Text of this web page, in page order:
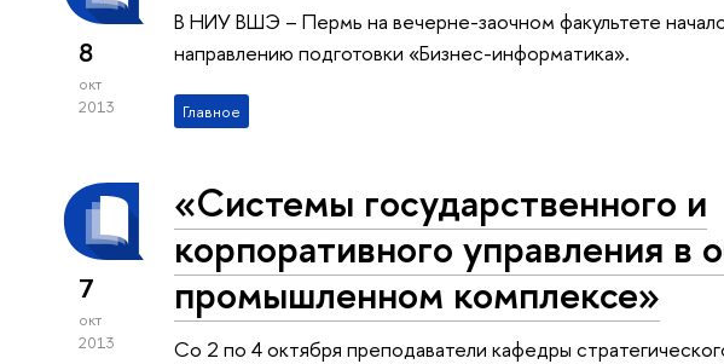
8
окт
2013
В НИУ ВШЭ – Пермь на вечерне-заочном факультете
направлению подготовки «Бизнес-информатика».
Главное
7
окт
2013
«Системы государственного и
корпоративного управления в
промышленном комплексе»
Со 2 по 4 октября преподаватели кафедры